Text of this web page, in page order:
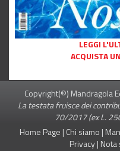
LEGGI
ACQUISTA
Copyright(©) Mandragola
La testata fruisce dei
70/2017 (ex L.
Home Page | Chi siamo |
Privacy| Nota